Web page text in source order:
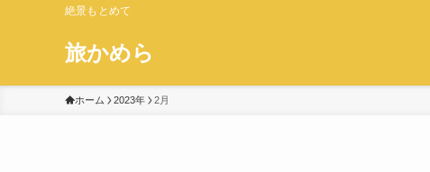
絶景もとめて
旅かめら
ホーム 2023年 2月